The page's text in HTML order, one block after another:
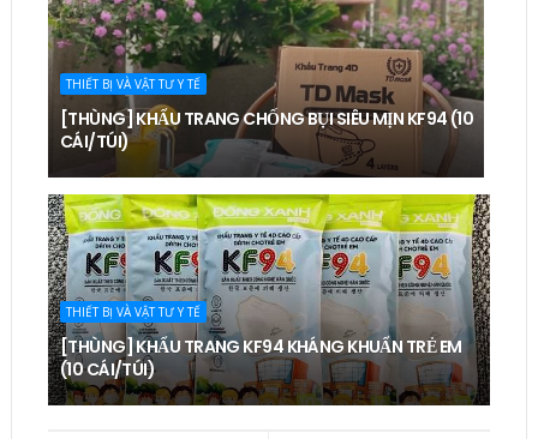
THIẾT BỊ VÀ VẬT TƯ Y TẾ
[THÙNG] KHẨU TRANG CHỐNG BỤI SIÊU MỊN KF94 (10
CÁI/TÚI)
THIẾT BỊ VÀ VẬT TƯ Y TẾ
[THÙNG] KHẨU TRANG KF94 KHÁNG KHUẨN TRẺ EM
(10 CÁI/TÚI)